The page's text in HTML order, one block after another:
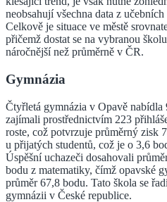
neobsahují všechna data z
Celkově je situace ve městě
přičemž dostat se na vybranou
náročnější než průměrně v ČR.
Gymnázia
Čtyřletá gymnázia v Opavě nabídla
zajímali prostřednictvím 223
roste, což potvrzuje průměrný zisk
u přijatých studentů, což je o 3,6
Úspěšní uchazeči dosahovali
bodu z matematiky, čímž opavské
průměr 67,8 bodu. Tato škola se
gymnázii v České republice.